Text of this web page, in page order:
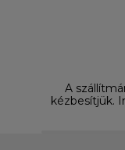
A
kézbesítjük.